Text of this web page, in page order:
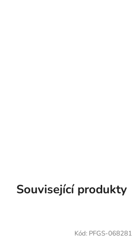
Související produkty
Kód: PFGS-068281